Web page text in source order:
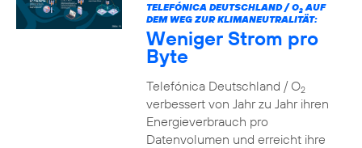
TELEFÓNICA DEUTSCHLAND / O2AUF
DEM WEG ZUR KLIMANEUTRALITÄT:
Weniger Strom pro
Byte
Telefónica Deutschland / O2
verbessert von Jahr zu Jahr ihren
Energieverbrauch pro
Datenvolumen und erreicht ihre